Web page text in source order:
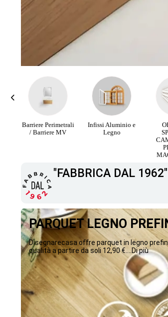
Infissi Aluminio e
Legno
OFFERTE
SPECIALI
"FABBRICA DAL
PARQUET LEGNO
Disegnarecasa offre parquet in legno
qualità a partire da soli 12,90 €....Di più